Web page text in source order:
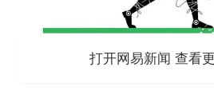
打开网易新闻 查看